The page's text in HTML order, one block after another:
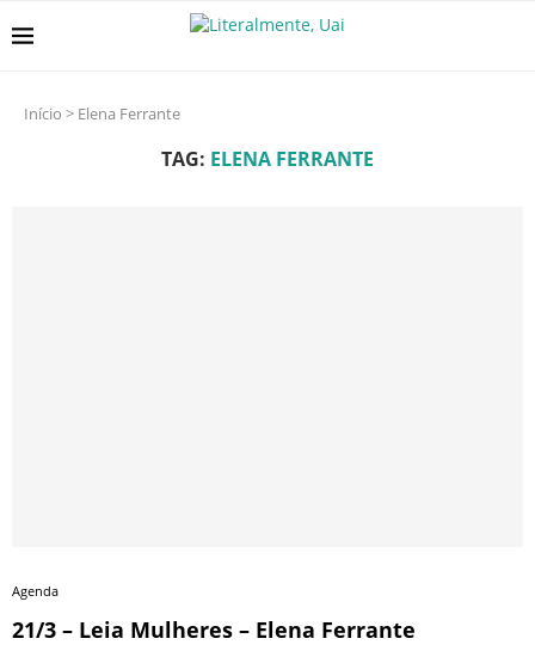
Início > Elena Ferrante
TAG: ELENA FERRANTE
Agenda
21/3 – Leia Mulheres – Elena Ferrante